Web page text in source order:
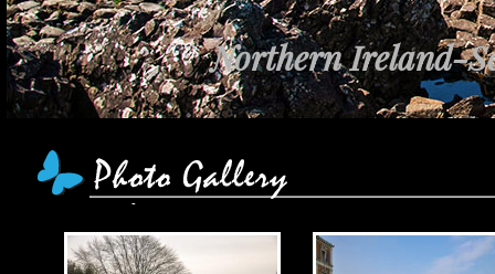
Northern Ireland-